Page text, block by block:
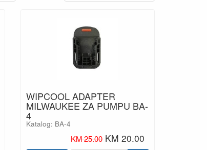
WIPCOOL ADAPTER
MILWAUKEE ZA PUMPU BA-
4
Katalog: BA-4
KM 25.00 KM 20.00